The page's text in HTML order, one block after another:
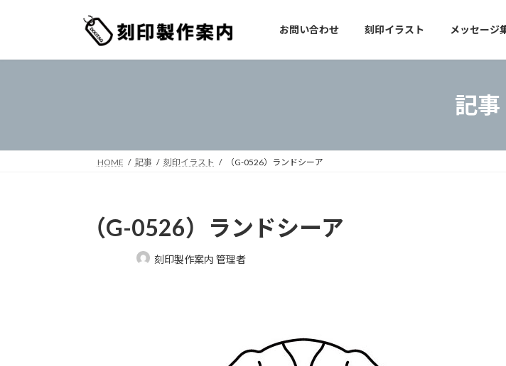
ン
ー
お問い合わせ 刻印イラスト メッセージ
記事
HOME 記事 刻印イラスト （G-0526）ランドシーア
（G-0526）ランドシーア
最
刻印製作案内 管理者